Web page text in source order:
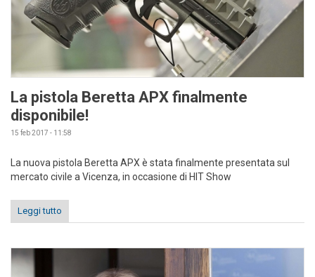
La pistola Beretta APX finalmente
disponibile!
15 feb 2017 - 11:58
La nuova pistola Beretta APX è stata finalmente presentata sul
mercato civile a Vicenza, in occasione di HIT Show
Leggi tutto